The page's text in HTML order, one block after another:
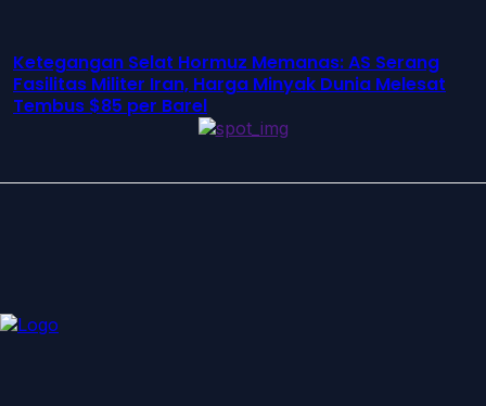
Ketegangan Selat Hormuz Memanas: AS Serang
Fasilitas Militer Iran, Harga Minyak Dunia Melesat
Tembus $85 per Barel